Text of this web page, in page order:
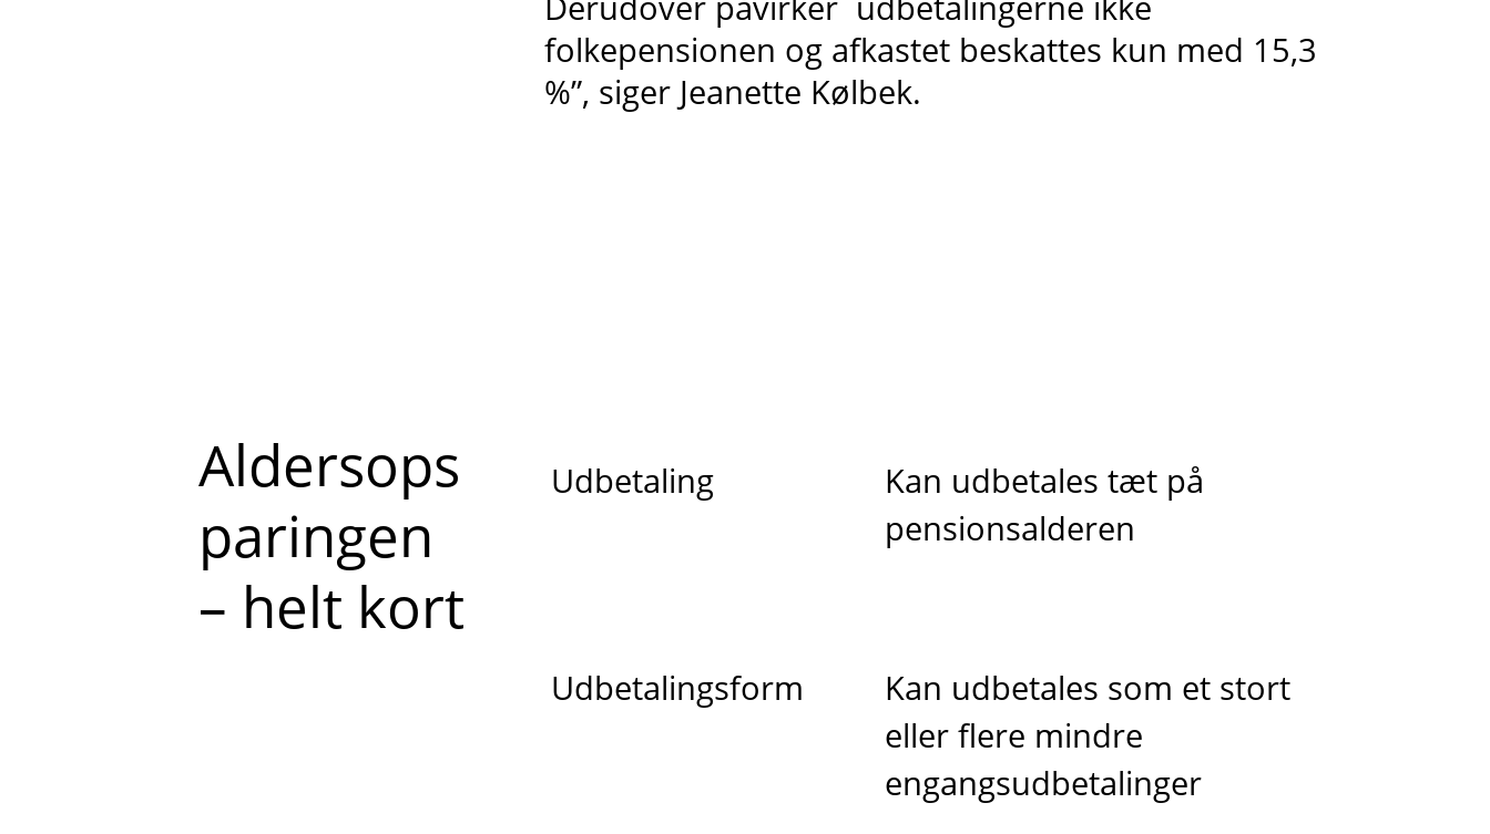
folkepensionen og afkastet beskattes kun med 15,3
%”, siger Jeanette Kølbek.
Aldersops
paringen
– helt kort
Udbetaling
Kan udbetales tæt på
pensionsalderen
Udbetalingsform
Kan udbetales som et stort
eller flere mindre
engangsudbetalinger